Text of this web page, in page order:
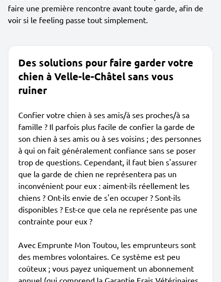
faire une première rencontre avant toute garde, afin de
voir si le feeling passe tout simplement.
Des solutions pour faire garder votre
chien à Velle-le-Châtel sans vous
ruiner
Confier votre chien à ses amis/à ses proches/à sa
famille ? Il parfois plus facile de confier la garde de
son chien à ses amis ou à ses voisins ; des personnes
à qui on fait généralement confiance sans se poser
trop de questions. Cependant, il faut bien s'assurer
que la garde de chien ne représentera pas un
inconvénient pour eux : aiment-ils réellement les
chiens ? Ont-ils envie de s'en occuper ? Sont-ils
disponibles ? Est-ce que cela ne représente pas une
contrainte pour eux ?
Avec Emprunte Mon Toutou, les emprunteurs sont
des membres volontaires. Ce système est peu
coûteux ; vous payez uniquement un abonnement
annuel (qui comprend la Garantie Frais Vétérinaires